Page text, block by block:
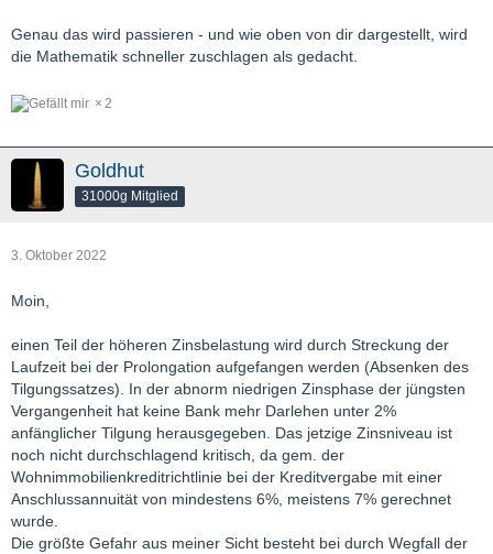
Genau das wird passieren - und wie oben von dir dargestellt, wird
die Mathematik schneller zuschlagen als gedacht.
2
Goldhut
31000g Mitglied
3. Oktober 2022
Moin,
einen Teil der höheren Zinsbelastung wird durch Streckung der
Laufzeit bei der Prolongation aufgefangen werden (Absenken des
Tilgungssatzes). In der abnorm niedrigen Zinsphase der jüngsten
Vergangenheit hat keine Bank mehr Darlehen unter 2%
anfänglicher Tilgung herausgegeben. Das jetzige Zinsniveau ist
noch nicht durchschlagend kritisch, da gem. der
Wohnimmobilienkreditrichtlinie bei der Kreditvergabe mit einer
Anschlussannuität von mindestens 6%, meistens 7% gerechnet
wurde.
Die größte Gefahr aus meiner Sicht besteht bei durch Wegfall der